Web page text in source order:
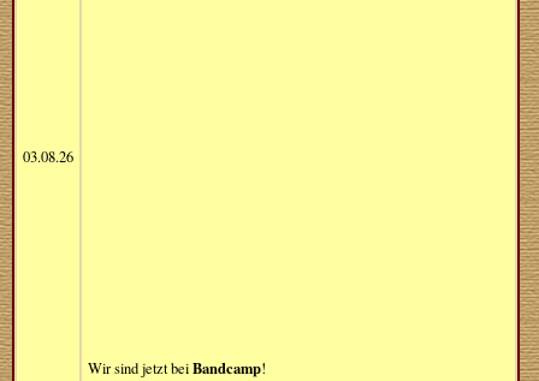
03.08.26
Wir sind jetzt beiBandcamp!